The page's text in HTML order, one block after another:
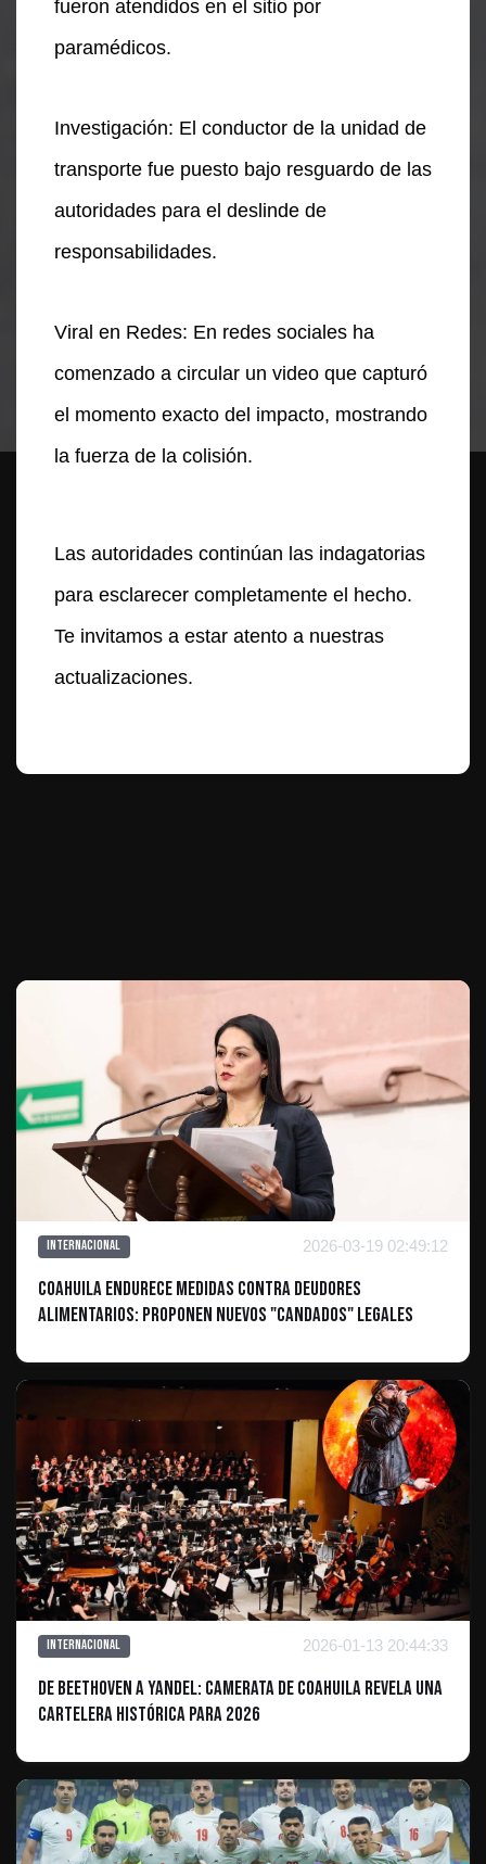
fueron atendidos en el sitio por
paramédicos.
Investigación: El conductor de la unidad de
transporte fue puesto bajo resguardo de las
autoridades para el deslinde de
responsabilidades.
Viral en Redes: En redes sociales ha
comenzado a circular un video que capturó
el momento exacto del impacto, mostrando
la fuerza de la colisión.
Las autoridades continúan las indagatorias
para esclarecer completamente el hecho.
Te invitamos a estar atento a nuestras
actualizaciones.
Internacional 2026-03-19 02:49:12
Coahuila endurece medidas contra deudores
alimentarios: Proponen nuevos "candados" legales
Internacional 2026-01-13 20:44:33
De Beethoven a Yandel: Camerata de Coahuila revela una
cartelera histórica para 2026